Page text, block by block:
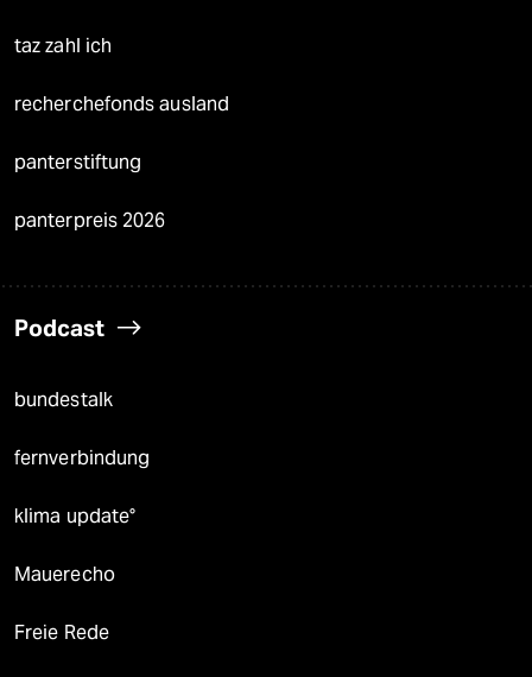
taz zahl ich
recherchefonds ausland
panterstiftung
panterpreis 2026
Podcast
bundestalk
fernverbindung
klima update°
Mauerecho
Freie Rede